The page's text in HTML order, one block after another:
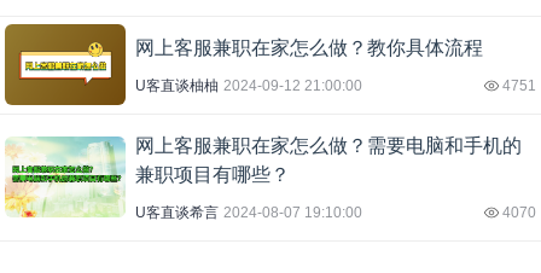
网上客服兼职在家怎么做？教你具体流程
U客直谈柚柚 2024-09-12 21:00:00 4751
网上客服兼职在家怎么做？需要电脑和手机的
兼职项目有哪些？
U客直谈希言 2024-08-07 19:10:00 4070